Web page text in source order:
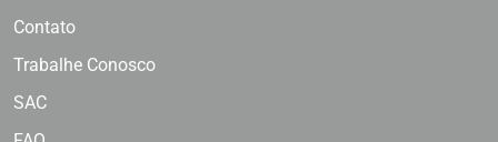
Contato
Trabalhe Conosco
SAC